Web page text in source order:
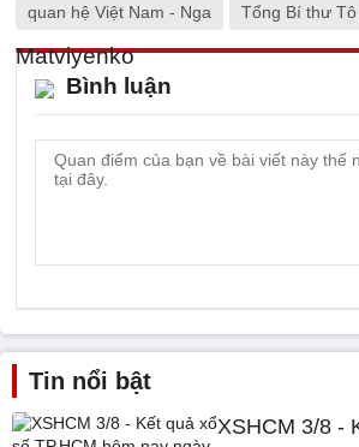
quan hệ Việt Nam - Nga Tổng Bí thư Tô
Bình luận
Tin nổi bật
XSHCM 3/8 -